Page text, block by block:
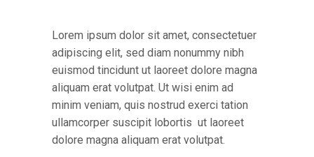
Lorem ipsum dolor sit amet, consectetuer
adipiscing elit, sed diam nonummy nibh
euismod tincidunt ut laoreet dolore magna
aliquam erat volutpat. Ut wisi enim ad
minim veniam, quis nostrud exerci tation
ullamcorper suscipit lobortis ut laoreet
dolore magna aliquam erat volutpat.